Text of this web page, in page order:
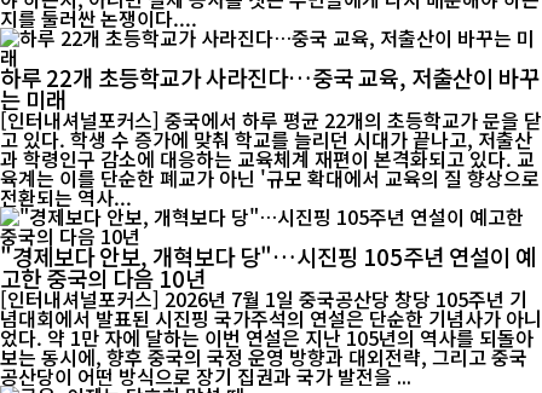
지를 둘러싼 논쟁이다....
하루 22개 초등학교가 사라진다…중국 교육, 저출산이 바꾸
는 미래
[인터내셔널포커스] 중국에서 하루 평균 22개의 초등학교가 문을 닫
고 있다. 학생 수 증가에 맞춰 학교를 늘리던 시대가 끝나고, 저출산
과 학령인구 감소에 대응하는 교육체계 재편이 본격화되고 있다. 교
육계는 이를 단순한 폐교가 아닌 '규모 확대에서 교육의 질 향상으로
전환되는 역사...
"경제보다 안보, 개혁보다 당"…시진핑 105주년 연설이 예
고한 중국의 다음 10년
[인터내셔널포커스] 2026년 7월 1일 중국공산당 창당 105주년 기
념대회에서 발표된 시진핑 국가주석의 연설은 단순한 기념사가 아니
었다. 약 1만 자에 달하는 이번 연설은 지난 105년의 역사를 되돌아
보는 동시에, 향후 중국의 국정 운영 방향과 대외전략, 그리고 중국
공산당이 어떤 방식으로 장기 집권과 국가 발전을 ...